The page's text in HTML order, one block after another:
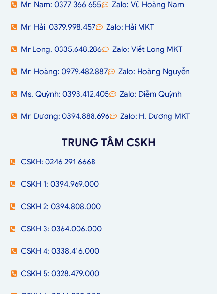
Mr. Nam: 0377 366 655 Zalo: Vũ Hoàng Nam
Mr. Hải: 0379.998.457 Zalo: Hải MKT
Mr Long. 0335.648.286 Zalo: Viết Long MKT
Mr. Hoàng: 0979.482.887 Zalo: Hoàng Nguyễn
Ms. Quỳnh: 0393.412.405 Zalo: Diễm Quỳnh
Mr. Dương: 0394.888.696 Zalo: H. Dương MKT
TRUNG TÂM CSKH
CSKH: 0246 291 6668
CSKH 1: 0394.969.000
CSKH 2: 0394.808.000
CSKH 3: 0364.006.000
CSKH 4: 0338.416.000
CSKH 5: 0328.479.000